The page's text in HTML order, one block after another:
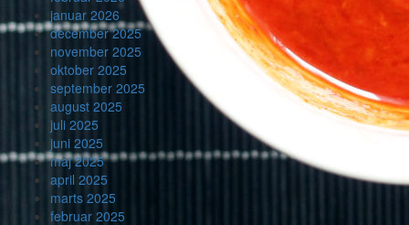
januar 2026
december 2025
november 2025
oktober 2025
september 2025
august 2025
juli 2025
juni 2025
maj 2025
april 2025
marts 2025
februar 2025